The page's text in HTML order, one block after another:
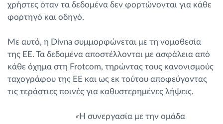
χρήστες όταν τα δεδομένα δεν φορτώνονται για κάθε
φορτηγό και οδηγό.
Με αυτό, η Divna συμμορφώνεται με τη νομοθεσία
της ΕΕ. Τα δεδομένα αποστέλλονται με ασφάλεια από
κάθε όχημα στη Frotcom, τηρώντας τους κανονισμούς
ταχογράφου της ΕΕ και ως εκ τούτου αποφεύγοντας
τις τεράστιες ποινές για καθυστερημένες λήψεις.
« Η συνεργασία με την ομάδα